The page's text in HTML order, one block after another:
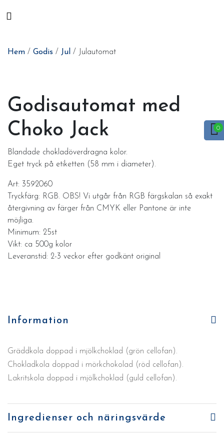
Hem / Godis / Jul / Julautomat
Godisautomat med
Choko Jack
Blandade chokladöverdragna kolor.
Eget tryck på etiketten (58 mm i diameter).
Art: 3592060
Tryckfärg: RGB. OBS! Vi utgår från RGB färgskalan så exakt
återgivning av färger från CMYK eller Pantone är inte
möjliga.
Minimum: 25st
Vikt: ca 500g kolor
Leveranstid: 2-3 veckor efter godkänt original
Information
Gräddkola doppad i mjölkchoklad (grön cellofan).
Chokladkola doppad i mörkchokolad (röd cellofan).
Lakritskola doppad i mjölkchoklad (guld cellofan).
Ingredienser och näringsvärde